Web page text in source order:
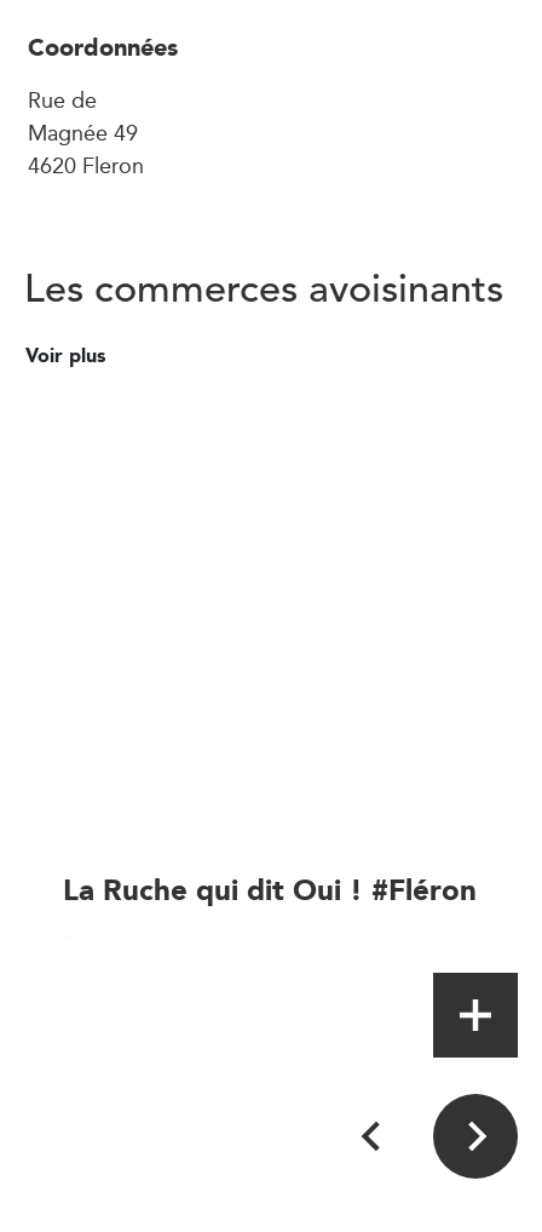
Coordonnées
Rue de
Magnée 49
4620 Fleron
Les commerces avoisinants
Voir plus
La Ruche qui dit Oui ! #Fléron